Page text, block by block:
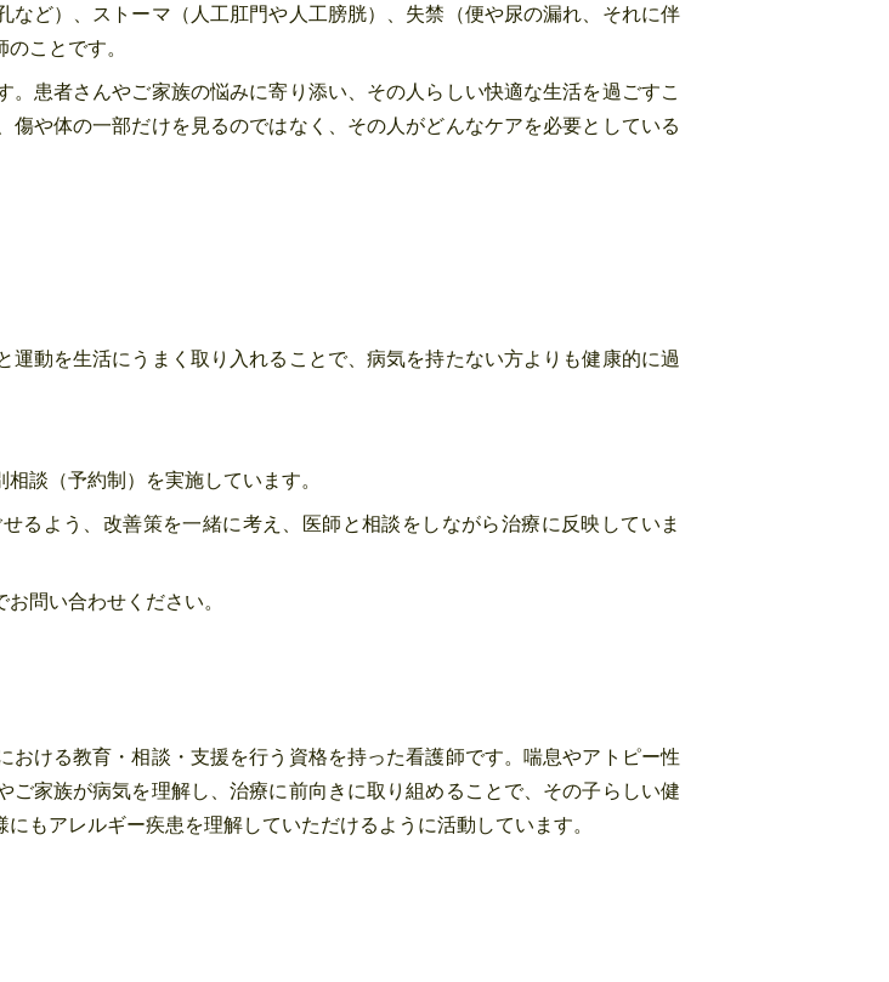
ど）、ストーマ（人工肛門や人工膀胱）、失禁（便や尿の漏れ、それに伴
ことです。
患者さんやご家族の悩みに寄り添い、その人らしい快適な生活を過ごすこ
や体の一部だけを見るのではなく、その人がどんなケアを必要としている
動を生活にうまく取り入れることで、病気を持たない方よりも健康的に過
談（予約制）を実施しています。
るよう、改善策を一緒に考え、医師と相談をしながら治療に反映していま
問い合わせください。
ける教育・相談・支援を行う資格を持った看護師です。喘息やアトピー性
家族が病気を理解し、治療に前向きに取り組めることで、その子らしい健
もアレルギー疾患を理解していただけるように活動しています。